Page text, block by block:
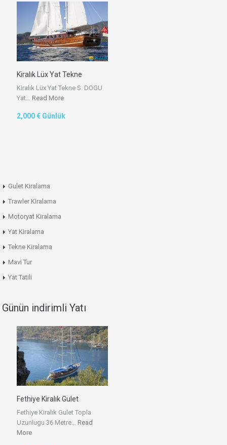
Kiralık Lüx Yat Tekne
Kiralık Lüx Yat Tekne S. DOGU
Yat… Read More
2,000 € Günlük
Gulet Kiralama
Trawler Kiralama
Motoryat Kiralama
Yat Kiralama
Tekne Kiralama
Mavi Tur
Yat Tatili
Günün indirimli Yatı
Fethiye Kiralık Gulet
Fethiye Kiralık Gulet Topla
Uzunlugu 36 Metre… Read
More